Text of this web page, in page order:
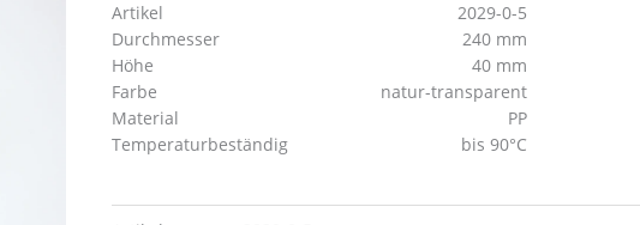
Artikel
2029-0-5
Durchmesser
240 mm
Höhe
40 mm
Farbe
natur-transparent
Material
PP
Temperaturbeständig
bis 90°C